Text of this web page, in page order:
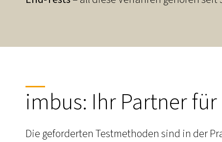
imbus: Ihr Partner
Die geforderten Testmethoden sind in der